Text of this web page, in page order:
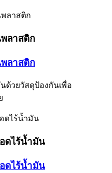
ลาสติก
ลาสติก
ด้วยวัสดุป้องกันเพื่อ
ดไร้น้ำมัน
ดไร้น้ำมัน